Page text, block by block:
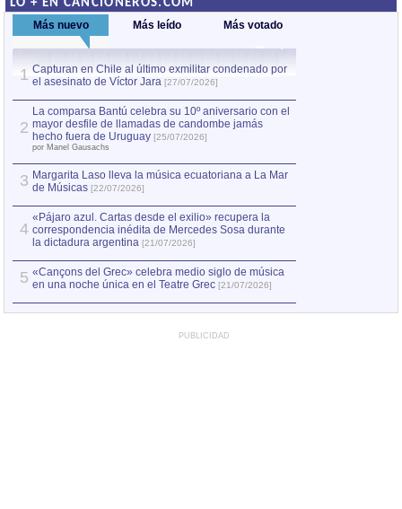
LO + EN CANCIONEROS.COM
Más nuevo Más leído Más votado
1 Capturan en Chile al último exmilitar condenado por
el asesinato de Víctor Jara [27/07/2026]
2
La comparsa Bantú celebra su 10º aniversario con el
mayor desfile de llamadas de candombe jamás
hecho fuera de Uruguay [25/07/2026]
por Manel Gausachs
3 Margarita Laso lleva la música ecuatoriana a La Mar
de Músicas [22/07/2026]
4
«Pájaro azul. Cartas desde el exilio» recupera la
correspondencia inédita de Mercedes Sosa durante
la dictadura argentina [21/07/2026]
5 «Cançons del Grec» celebra medio siglo de música
en una noche única en el Teatre Grec [21/07/2026]
PUBLICIDAD